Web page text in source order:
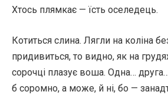
Хтось плямкає — їсть оселедець.
Котиться слина. Лягли на коліна
придивиться, то видно, як на
сорочці плазує воша. Одна…
б соромно, а може, й ні, бо —